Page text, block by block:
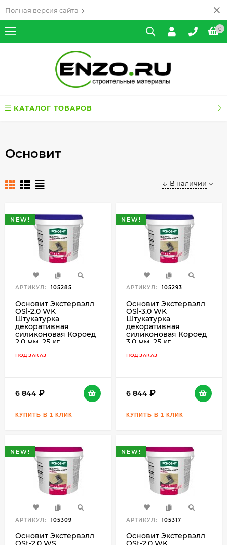
Полная версия сайта
0
КАТАЛОГ ТОВАРОВ
Основит
В наличии
NEW!
АРТИКУЛ: 105285
Основит Экстервэлл
OSl-2.0 WK
Штукатурка
декоративная
силиконовая Короед
2,0 мм, 25 кг.
ПОД ЗАКАЗ
6 844
NEW!
АРТИКУЛ: 105293
Основит Экстервэлл
OSl-3.0 WK
Штукатурка
декоративная
силиконовая Короед
3,0 мм, 25 кг.
ПОД ЗАКАЗ
6 844
NEW!
АРТИКУЛ: 105309
Основит Экстервэлл
NEW!
АРТИКУЛ: 105317
Основит Экстервэлл